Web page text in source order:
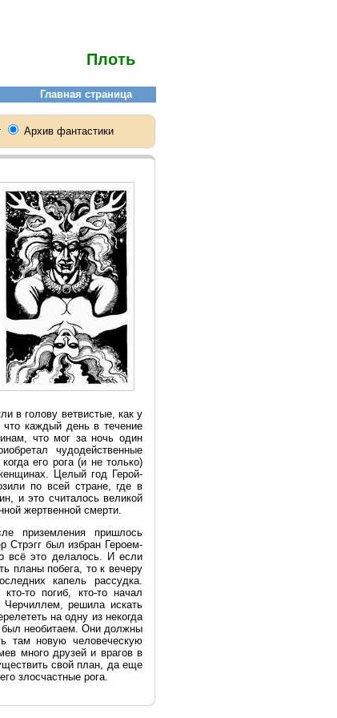
Плоть
в голову ветвистые, как у
каждый день в течение
что мог за ночь один
чудодейственные
его рога (и не только)
Целый год Герой-
по всей стране, где в
и это считалось великой
жертвенной смерти.
приземления пришлось
Стрэгг был избран Героем-
всё это делалось. И если
планы побега, то к вечеру
капель рассудка.
то погиб, кто-то начал
Черчиллем, решила искать
на одну из некогда
был необитаем. Они должны
там новую человеческую
много друзей и врагов в
свой план, да еще
злосчастные рога.